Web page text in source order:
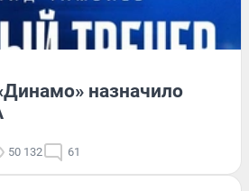
назначило
50 132 61